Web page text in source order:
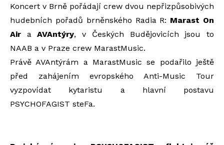
Koncert v Brně pořádají crew dvou nepřizpůsobivých
hudebních pořadů brněnského Radia R: Marast On
Air aAVAntýry, v Českých Budějovicích jsou to
NAAB a v Praze crew MarastMusic.
Právě AVAntýrám a MarastMusic se podařilo ještě
před zahájením evropského Anti-Music Tour
vyzpovídat kytaristu a hlavní postavu
PSYCHOFAGIST steFa.